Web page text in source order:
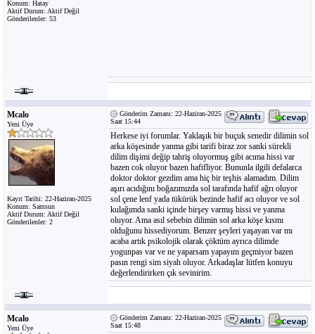
Konum: Hatay
Aktif Durum: Aktif Değil
Gönderilenler: 53
Mcalo
Yeni Üye
Kayıt Tarihi: 22-Haziran-2025
Konum: Samsun
Aktif Durum: Aktif Değil
Gönderilenler: 2
Gönderim Zamanı: 22-Haziran-2025
Saat 15:44
Herkese iyi forumlar. Yaklaşık bir buçuk senedir dilimin sol
arka köşesinde yanma gibi tarifi biraz zor sanki sürekli
dilim dişimi değip tahriş oluyormuş gibi acıma hissi var
bazen cok oluyor bazen hafifliyor. Bununla ilgili defalarca
doktor doktor gezdim ama hiç bir teşhis alamadım. Dilim
aşırı acıdığını boğazımızda sol tarafında hafif ağrı oluyor
sol çene lenf yada tükürük bezinde hafif acı oluyor ve sol
kulağımda sanki içinde birşey varmış hissi ve yanma
oluyor. Ama asıl sebebin dilimin sol arka köşe kısmı
olduğunu hissediyorum. Benzer şeyleri yaşayan var mı
acaba artık psikolojik olarak çöktüm ayrıca dilimde
yogunpas var ve ne yaparsam yapayım geçmiyor bazen
pasın rengi sim siyah oluyor. Arkadaşlar lütfen konuyu
değerlendirirken çık sevinirim.
Mcalo
Yeni Üye
Gönderim Zamanı: 22-Haziran-2025
Saat 15:48